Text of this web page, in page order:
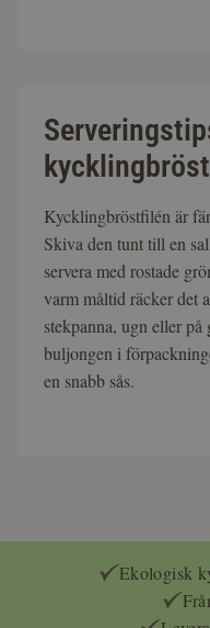
Kycklingbröstfilén är
Skiva den tunt till en
servera med rostade
varm måltid räcker det
stekpanna, ugn eller
buljongen i
en snabb sås.
Ekologisk